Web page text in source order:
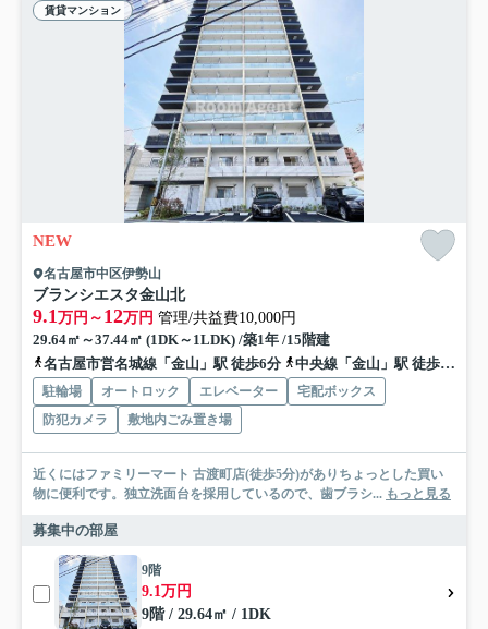
賃貸マンション
NEW
名古屋市中区伊勢山
ブランシエスタ金山北
9.1万円～ 12万円 管理/共益費10,000円
29.64㎡～37.44㎡ (1DK～1LDK) /築1年 /15階建
名古屋市営名城線「金山」駅 徒歩6分
中央線「金山」駅 徒歩9分
駐輪場 オートロック エレベーター
宅配ボックス
防犯カメラ
敷地内ごみ置き場
近くにはファミリーマート 古渡町店(徒歩5分)がありちょっとした買い
物に便利です。独立洗面台を採用しているので、歯ブラシ... もっと見る
募集中の部屋
9階
9.1万円
9階 / 29.64㎡ / 1DK